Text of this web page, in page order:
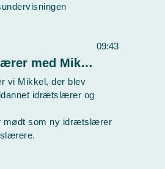
09:43
Lyden af Idræt - S2E2 Den nyuddannede idrætslærer med Mikkel
vi Mikkel, der blev
idrætslærer og
mødt som ny idrætslærer